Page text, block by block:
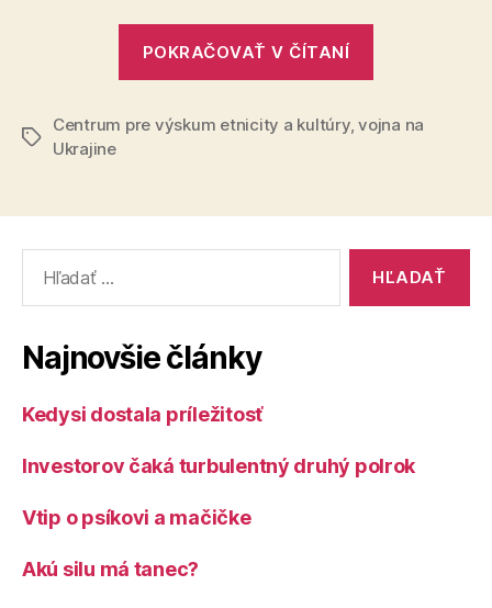
POKRAČOVAŤ V ČÍTANÍ
školách
kroky
a
princípy“
Značky
Centrum pre výskum etnicity a kultúry,vojna na
Ukrajine
Najnovšie články
Kedysi dostala príležitosť
Investorov čaká turbulentný druhý polrok
Vtip o psíkovi a mačičke
Akú silu má tanec?